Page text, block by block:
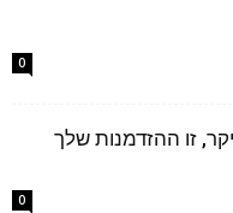
0
זו ההזדמנות שלך
0